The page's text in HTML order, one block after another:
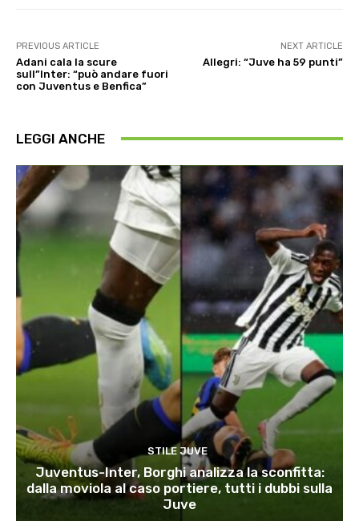
PREVIOUS ARTICLE
Adani cala la scure
sull”Inter: “può andare fuori
con Juventus e Benfica”
NEXT ARTICLE
Allegri: “Juve ha 59 punti”
LEGGI ANCHE
STILE JUVE
Juventus-Inter, Borghi analizza la sconfitta:
dalla moviola al caso portiere, tutti i dubbi sulla
Juve